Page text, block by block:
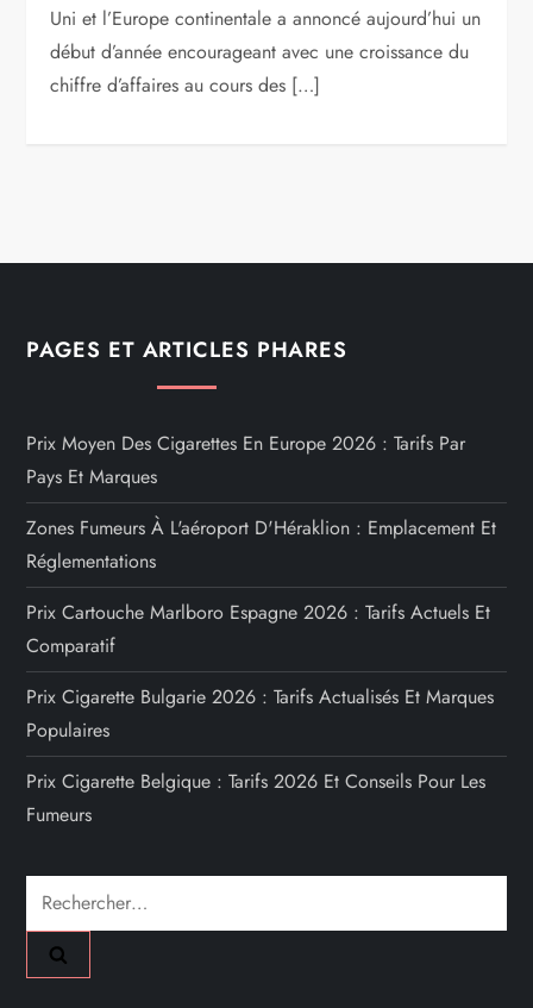
Uni et l’Europe continentale a annoncé aujourd’hui un
début d’année encourageant avec une croissance du
chiffre d’affaires au cours des […]
PAGES ET ARTICLES PHARES
Prix Moyen Des Cigarettes En Europe 2026 : Tarifs Par
Pays Et Marques
Zones Fumeurs À L'aéroport D'Héraklion : Emplacement Et
Réglementations
Prix Cartouche Marlboro Espagne 2026 : Tarifs Actuels Et
Comparatif
Prix Cigarette Bulgarie 2026 : Tarifs Actualisés Et Marques
Populaires
Prix Cigarette Belgique : Tarifs 2026 Et Conseils Pour Les
Fumeurs
Rechercher :